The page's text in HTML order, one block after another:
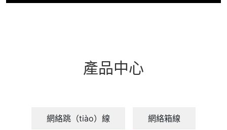
產品中心
網絡跳（tiào）線 網絡箱線